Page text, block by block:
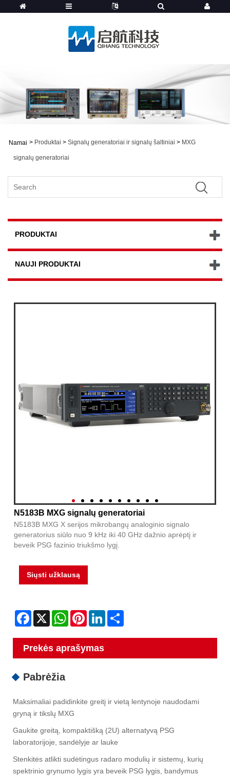
Namai > Produktai > Signalų generatoriai ir signalų šaltiniai > MXG
signalų generatoriai
PRODUKTAI
NAUJI PRODUKTAI
N5183B MXG signalų generatoriai
N5183B MXG X serijos mikrobangų analoginio signalo
generatorius siūlo nuo 9 kHz iki 40 GHz dažnio aprėptį ir
beveik PSG fazinio triukšmo lygį.
Siųsti užklausą
Facebook
X WhatsAppPinterestLinkedIn
Prekės aprašymas
Pabrėžia
Maksimaliai padidinkite greitį ir vietą lentynoje naudodami
gryną ir tikslų MXG
Gaukite greitą, kompaktišką (2U) alternatyvą PSG
laboratorijoje, sandėlyje ar lauke
Stenkitės atlikti sudėtingus radaro modulių ir sistemų, kurių
spektrinio grynumo lygis yra beveik PSG lygis, bandymus